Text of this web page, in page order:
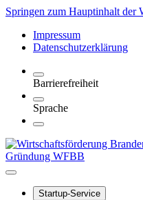
Springen zum Hauptinhalt der
Impressum
Datenschutzerklärung
Barrierefreiheit
Sprache
Startup-Service